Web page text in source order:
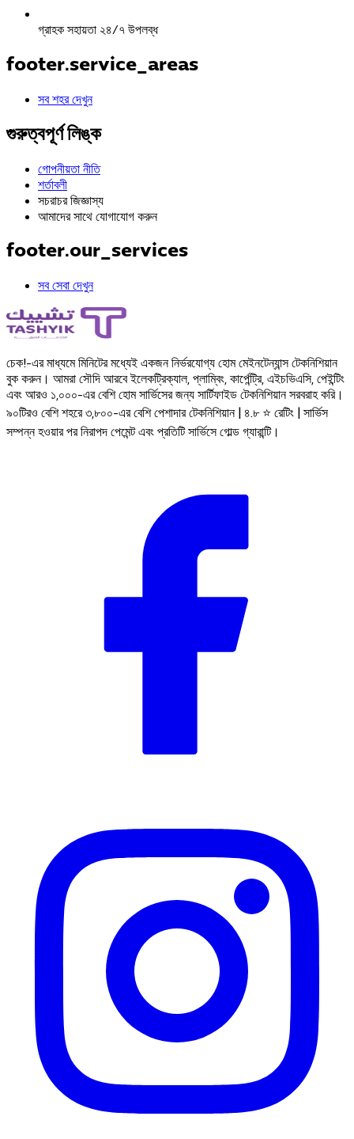
গ্রাহক সহায়তা ২৪/৭ উপলব্ধ
footer.service_areas
সব শহর দেখুন
গুরুত্বপূর্ণ লিঙ্ক
গোপনীয়তা নীতি
শর্তাবলী
সচরাচর জিজ্ঞাস্য
আমাদের সাথে যোগাযোগ করুন
footer.our_services
সব সেবা দেখুন
চেক!-এর মাধ্যমে মিনিটের মধ্যেই একজন নির্ভরযোগ্য হোম মেইনটেন্যান্স টেকনিশিয়ান
বুক করুন। আমরা সৌদি আরবে ইলেকট্রিক্যাল, প্লাম্বিং, কার্পেন্ট্রি, এইচভিএসি, পেইন্টিং
এবং আরও ১,০০০-এর বেশি হোম সার্ভিসের জন্য সার্টিফাইড টেকনিশিয়ান সরবরাহ করি।
৯০টিরও বেশি শহরে ৩,৮০০-এর বেশি পেশাদার টেকনিশিয়ান | ৪.৮ ⭐ রেটিং | সার্ভিস
সম্পন্ন হওয়ার পর নিরাপদ পেমেন্ট এবং প্রতিটি সার্ভিসে গোল্ড গ্যারান্টি।